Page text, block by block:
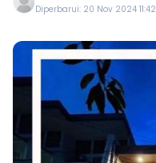
Diperbarui: 20 Nov 2024 11:42